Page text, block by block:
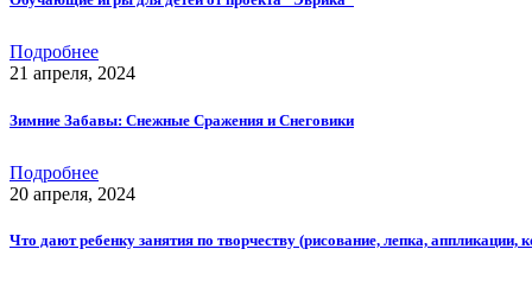
Подробнее
21 апреля, 2024
Зимние Забавы: Снежные Сражения и Снеговики
Подробнее
20 апреля, 2024
Что дают ребенку занятия по творчеству (рисование, лепка, аппликации,